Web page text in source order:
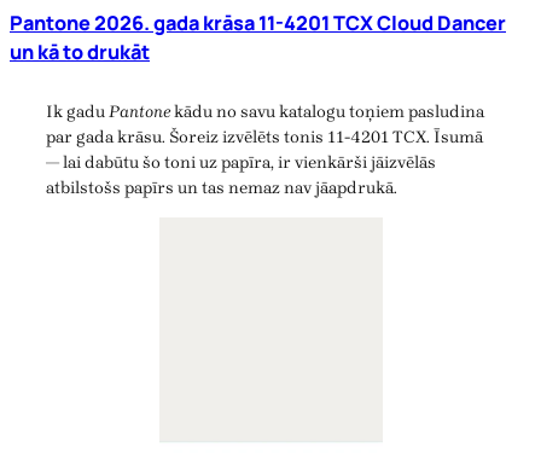
Pantone 2026. gada krāsa 11-4201 TCX Cloud Dancer
un kā to drukāt
Ik gaduPantonekādu no savu katalogu toņiem pasludina
par gada krāsu. Šoreiz izvēlēts tonis 11-4201 TCX. Īsumā
— lai dabūtu šo toni uz papīra, ir vienkārši jāizvēlās
atbilstošs papīrs un tas nemaz nav jāapdrukā.